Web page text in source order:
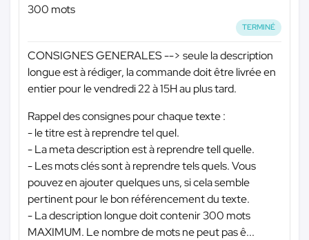
300 mots
TERMINÉ
CONSIGNES GENERALES --> seule la description
longue est à rédiger, la commande doit être livrée en
entier pour le vendredi 22 à 15H au plus tard.
Rappel des consignes pour chaque texte :
- le titre est à reprendre tel quel.
- La meta description est à reprendre tell quelle.
- Les mots clés sont à reprendre tels quels. Vous
pouvez en ajouter quelques uns, si cela semble
pertinent pour le bon référencement du texte.
- La description longue doit contenir 300 mots
MAXIMUM. Le nombre de mots ne peut pas ê...